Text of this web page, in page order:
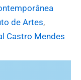
de Artes,
Castro Mendes